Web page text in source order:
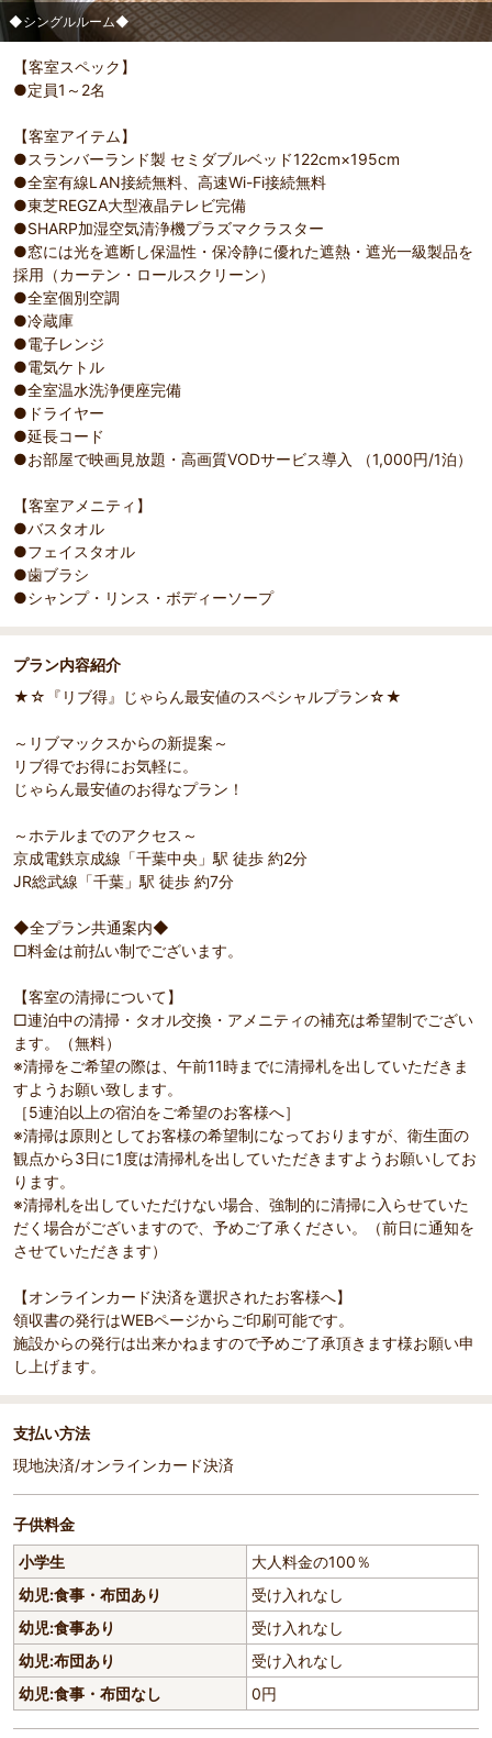
◆シングルルーム◆
【客室スペック】
●定員1～2名
【客室アイテム】
●スランバーランド製 セミダブルベッド122cm×195cm
●全室有線LAN接続無料、高速Wi-Fi接続無料
●東芝REGZA大型液晶テレビ完備
●SHARP加湿空気清浄機プラズマクラスター
●窓には光を遮断し保温性・保冷静に優れた遮熱・遮光一級製品を
採用（カーテン・ロールスクリーン）
●全室個別空調
●冷蔵庫
●電子レンジ
●電気ケトル
●全室温水洗浄便座完備
●ドライヤー
●延長コード
●お部屋で映画見放題・高画質VODサービス導入 （1,000円/1泊）
【客室アメニティ】
●バスタオル
●フェイスタオル
●歯ブラシ
●シャンプ・リンス・ボディーソープ
プラン内容紹介
★☆『リブ得』じゃらん最安値のスペシャルプラン☆★
～リブマックスからの新提案～
リブ得でお得にお気軽に。
じゃらん最安値のお得なプラン！
～ホテルまでのアクセス～
京成電鉄京成線「千葉中央」駅 徒歩 約2分
JR総武線「千葉」駅 徒歩 約7分
◆全プラン共通案内◆
□料金は前払い制でございます。
【客室の清掃について】
□連泊中の清掃・タオル交換・アメニティの補充は希望制でござい
ます。（無料）
※清掃をご希望の際は、午前11時までに清掃札を出していただきま
すようお願い致します。
［5連泊以上の宿泊をご希望のお客様へ］
※清掃は原則としてお客様の希望制になっておりますが、衛生面の
観点から3日に1度は清掃札を出していただきますようお願いしてお
ります。
※清掃札を出していただけない場合、強制的に清掃に入らせていた
だく場合がございますので、予めご了承ください。（前日に通知を
させていただきます）
【オンラインカード決済を選択されたお客様へ】
領収書の発行はWEBページからご印刷可能です。
施設からの発行は出来かねますので予めご了承頂きます様お願い申
し上げます。
支払い方法
現地決済/オンラインカード決済
子供料金
小学生
大人料金の100％
幼児:食事・布団あり
受け入れなし
幼児:食事あり
受け入れなし
幼児:布団あり
受け入れなし
幼児:食事・布団なし
0円
部屋詳細
◆シングルルーム◆